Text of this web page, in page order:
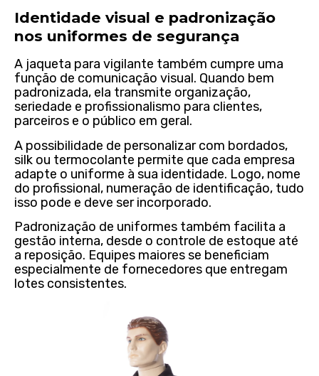
Identidade visual e padronização
nos uniformes de segurança
A jaqueta para vigilante também cumpre uma
função de comunicação visual. Quando bem
padronizada, ela transmite organização,
seriedade e profissionalismo para clientes,
parceiros e o público em geral.
A possibilidade de personalizar com bordados,
silk ou termocolante permite que cada empresa
adapte o uniforme à sua identidade. Logo, nome
do profissional, numeração de identificação, tudo
isso pode e deve ser incorporado.
Padronização de uniformes também facilita a
gestão interna, desde o controle de estoque até
a reposição. Equipes maiores se beneficiam
especialmente de fornecedores que entregam
lotes consistentes.